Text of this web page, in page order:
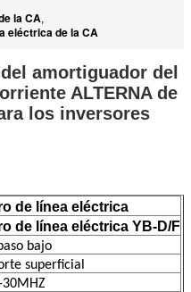
la CA,
eléctrica de la CA
amortiguador del
ALTERNA de
los inversores
de línea eléctrica
de línea eléctrica YB-D/F
bajo
superficial
30MHZ